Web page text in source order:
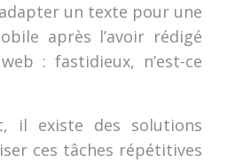
un texte pour une
après l’avoir rédigé
: fastidieux, n’est-ce
il existe des solutions
ces tâches répétitives